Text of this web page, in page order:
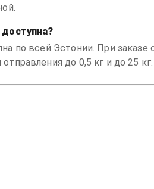
по всей Эстонии. При
до 0,5 кг и до 25